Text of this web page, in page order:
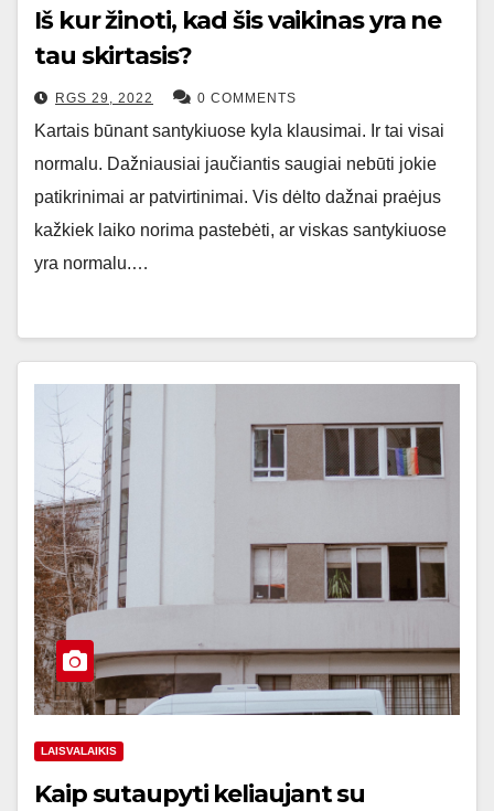
Iš kur žinoti, kad šis vaikinas yra ne
tau skirtasis?
RGS 29, 2022 0 COMMENTS
Kartais būnant santykiuose kyla klausimai. Ir tai visai
normalu. Dažniausiai jaučiantis saugiai nebūti jokie
patikrinimai ar patvirtinimai. Vis dėlto dažnai praėjus
kažkiek laiko norima pastebėti, ar viskas santykiuose
yra normalu.…
LAISVALAIKIS
Kaip sutaupyti keliaujant su